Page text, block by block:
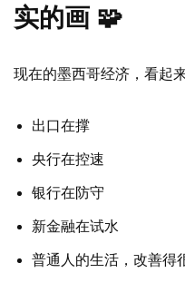
实的画 🧩
现在的墨西哥经济，看起
出口在撑
央行在控速
银行在防守
新金融在试水
普通人的生活，改善得